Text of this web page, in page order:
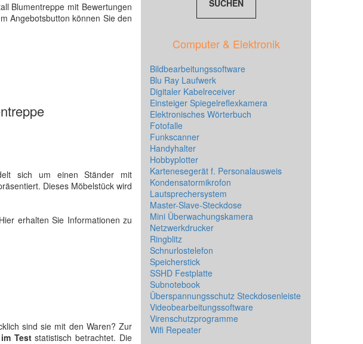
Blumentreppe mit Bewertungen
Angebotsbutton können Sie den
sich um einen Ständer mit
Dieses Möbelstück wird
erhalten Sie Informationen zu
sind sie mit den Waren? Zur
Teststatistisch betrachtet. Die
Computer & Elektronik
Bildbearbeitungssoftware
Blu Ray Laufwerk
Digitaler Kabelreceiver
Einsteiger Spiegelreflexkamera
Elektronisches Wörterbuch
Fotofalle
Funkscanner
Handyhalter
Hobbyplotter
Kartenesegerät f. Personalausweis
Kondensatormikrofon
Lautsprechersystem
Master-Slave-Steckdose
Mini Überwachungskamera
Netzwerkdrucker
Ringblitz
Schnurlostelefon
Speicherstick
SSHD Festplatte
Subnotebook
Überspannungsschutz Steckdosenleiste
Videobearbeitungssoftware
Virenschutzprogramme
Wifi Repeater